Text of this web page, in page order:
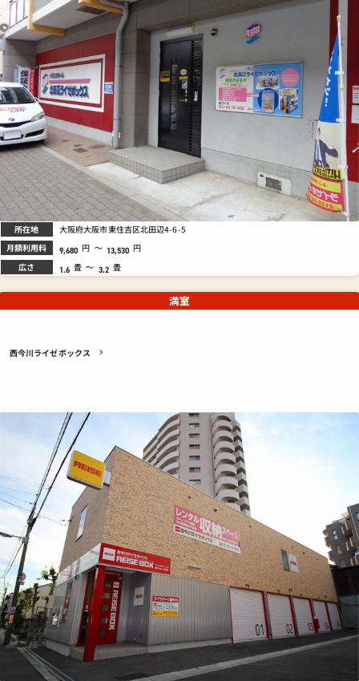
所在地 大阪府大阪市東住吉区北田辺4-6-5
月額利用料 9,680 円 ～ 13,530 円
広さ 1.6 畳 ～ 3.2 畳
西今川ライゼボックス
満室